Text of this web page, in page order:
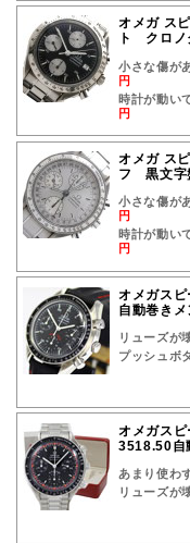
オメガ ス
ト クロノ
小さな傷が
円
時計が動い
円
オメガ ス
フ 黒文字
小さな傷が
円
時計が動い
円
オメガス
自動巻き
リューズが
プッシュボ
オメガス
3518.50自
あまり使わ
リューズが